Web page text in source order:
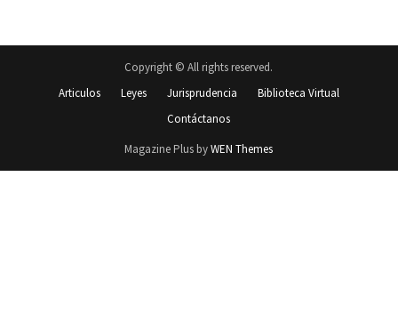
Copyright © All rights reserved.
Articulos
Leyes Jurisprudencia
Biblioteca Virtual
Contáctanos
Magazine Plus byWEN Themes